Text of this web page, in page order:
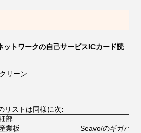
トワークの自己サービスICカード読
リーン
リストは同様に次:
部
業板
Seavo/のギガバイ